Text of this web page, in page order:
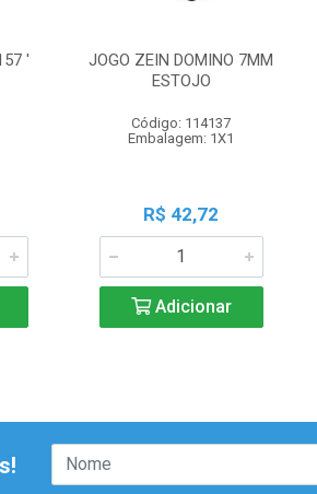
'
JOGO ZEIN DOMINO 7MM
ESTOJO
Código: 114137
Embalagem: 1X1
R$ 42,72
Adicionar